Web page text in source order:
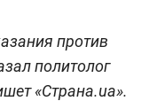
против
политолог
«Страна.ua».